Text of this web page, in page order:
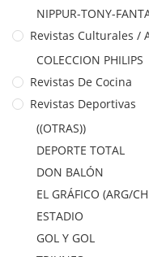
NIPPUR-TONY-
Revistas Culturales /
COLECCION PHILIPS
Revistas De Cocina
Revistas Deportivas
((OTRAS))
DEPORTE TOTAL
DON BALÓN
EL GRÁFICO (ARG/
ESTADIO
GOL Y GOL